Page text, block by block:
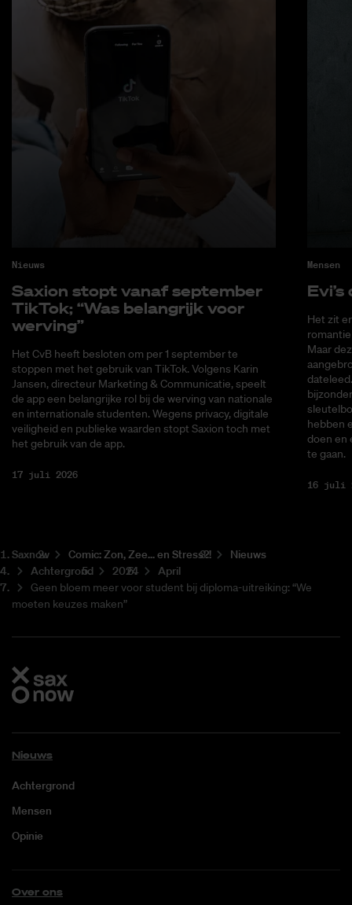
Nieuws
Saxi­on stopt van­af sep­tem­ber
Tik­Tok; “Was be­lang­rijk voor
wer­ving”
Het CvB heeft besloten om per 1 september te
stoppen met het gebruik van TikTok. Volgens Karin
Jansen, directeur Marketing & Communicatie, speelt
de app een belangrijke rol bij de werving van nationale
en internationale studenten. Wegens privacy, digitale
veiligheid en publieke waarden stopt Saxion toch met
het gebruik van de app.
17 juli 2026
Mensen
Het zit
Maar
hebben
doen en
te gaan.
16 juli
Saxnow Co­mic: Zon, Zee... en Stress?!
Nieuws
Achtergrond
2024
April
Geen bloem meer voor student bij diploma-uitreiking: “We
moeten keuzes maken”
Nieuws
Achtergrond
Mensen
Opinie
Over ons